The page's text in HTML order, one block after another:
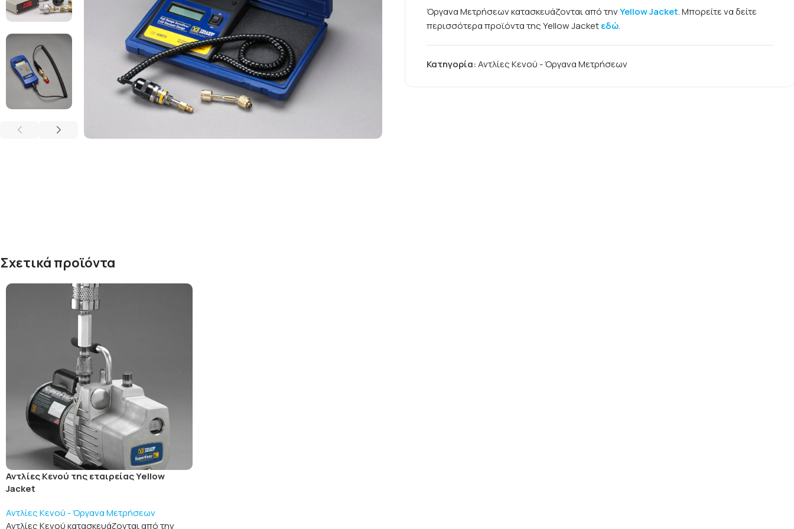
Όργανα Μετρήσεων κατασκευάζονται από τηνYellow Jacket. Μπορείτε να δείτε
περισσότερα προϊόντα της Yellow Jacketεδώ.
Κατηγορία:Αντλίες Κενού - Όργανα Μετρήσεων
Σχετικά προϊόντα
Αντλίες Κενού της εταιρείας Yellow
Jacket
Αντλίες Κενού - Όργανα Μετρήσεων
Αντλίες Κενού κατασκευάζονται από την